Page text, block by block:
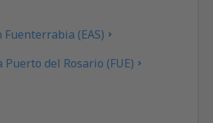
Fuenterrabia (EAS)
del Rosario (FUE)